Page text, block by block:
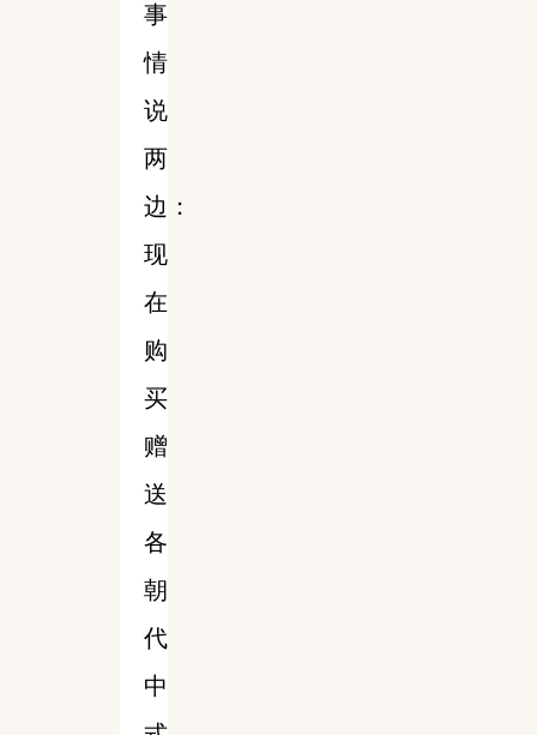
事
情
说
两
边：
现
在
购
买
赠
送
各
朝
代
中